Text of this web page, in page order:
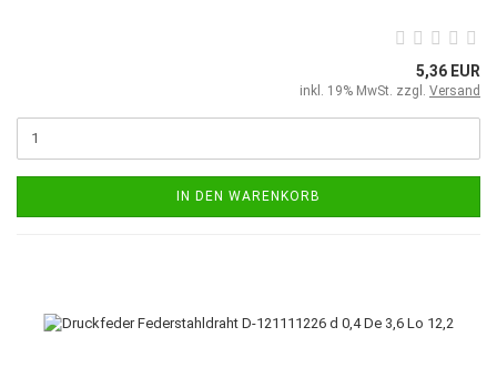
5,36 EUR
inkl. 19% MwSt. zzgl. Versand
IN DEN WARENKORB